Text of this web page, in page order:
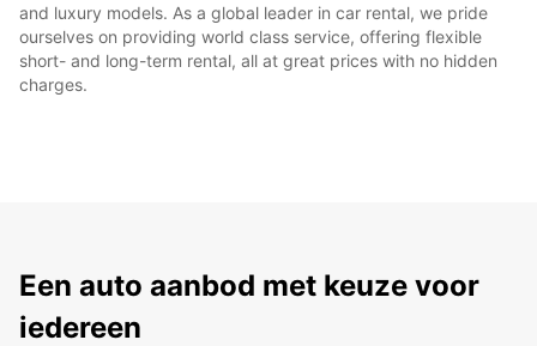
and luxury models. As a global leader in car rental, we pride
ourselves on providing world class service, offering flexible
short- and long-term rental, all at great prices with no hidden
charges.
Een auto aanbod met keuze voor
iedereen